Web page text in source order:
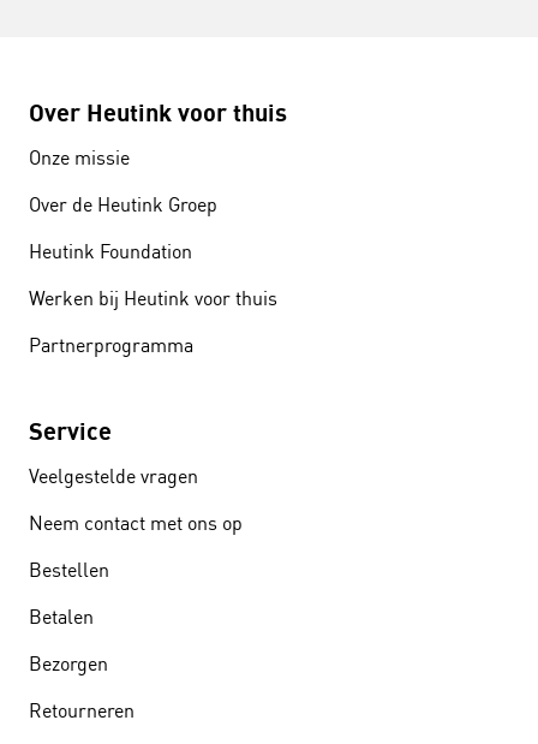
Over Heutink voor thuis
Onze missie
Over de Heutink Groep
Heutink Foundation
Werken bij Heutink voor thuis
Partnerprogramma
Service
Veelgestelde vragen
Neem contact met ons op
Bestellen
Betalen
Bezorgen
Retourneren